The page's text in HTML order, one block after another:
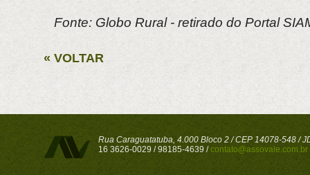
Fonte: Globo Rural - retirado do Portal
« VOLTAR
Rua Caraguatatuba, 4.000 Bloco 2 / CEP 14078-548 /
16 3626-0029 / 98185-4639 /contato@assovale.com.br